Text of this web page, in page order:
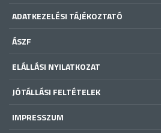
ADATKEZELÉSI TÁJÉKOZTATÓ
ÁSZF
ELÁLLÁSI NYILATKOZAT
JÓTÁLLÁSI FELTÉTELEK
IMPRESSZUM